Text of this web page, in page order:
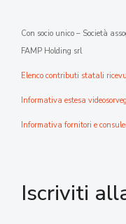
Con socio unico – Società
FAMP Holding srl
Elenco contributi statali
Informativa estesa
Informativa fornitori e
Iscriviti